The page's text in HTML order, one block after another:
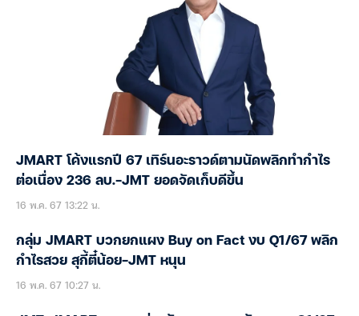
JMART โค้งแรกปี 67 เทิร์นอะราวด์ตามนัดพลิกทำกำไร
ต่อเนื่อง 236 ลบ.-JMT ยอดจัดเก็บดีขึ้น
16 พ.ค. 67 13:22 น.
กลุ่ม JMART บวกยกแผง Buy on Fact งบ Q1/67 พลิก
กำไรสวย สุกี้ตี๋น้อย-JMT หนุน
16 พ.ค. 67 10:27 น.